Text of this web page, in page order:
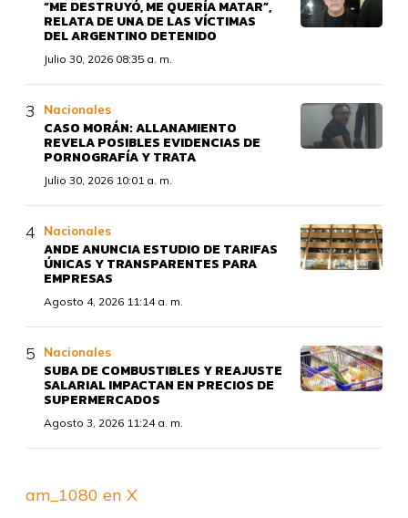
“ME DESTRUYÓ, ME QUERÍA MATAR”,
RELATA DE UNA DE LAS VÍCTIMAS
DEL ARGENTINO DETENIDO
Julio 30, 2026 08:35 a. m.
Nacionales
CASO MORÁN: ALLANAMIENTO
REVELA POSIBLES EVIDENCIAS DE
PORNOGRAFÍA Y TRATA
Julio 30, 2026 10:01 a. m.
Nacionales
ANDE ANUNCIA ESTUDIO DE TARIFAS
ÚNICAS Y TRANSPARENTES PARA
EMPRESAS
Agosto 4, 2026 11:14 a. m.
Nacionales
SUBA DE COMBUSTIBLES Y REAJUSTE
SALARIAL IMPACTAN EN PRECIOS DE
SUPERMERCADOS
Agosto 3, 2026 11:24 a. m.
am_1080 en X